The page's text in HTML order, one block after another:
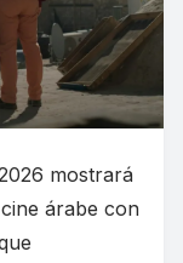
mostrará
árabe con